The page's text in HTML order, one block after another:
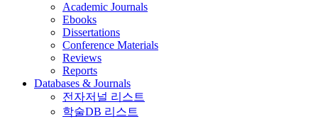
Academic Journals
Ebooks
Dissertations
Conference Materials
Reviews
Reports
Databases & Journals
전자저널 리스트
학술DB 리스트